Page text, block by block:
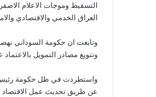
التسقيط وموجات الاعلام
العراق الخدمي والاقتصادي
وتابعت ان حكومة السوداني
وتنويع مصادر التمويل
واستطردت في ظل حكومة رئيس
عن طريق تحديث عمل الاقتصاد